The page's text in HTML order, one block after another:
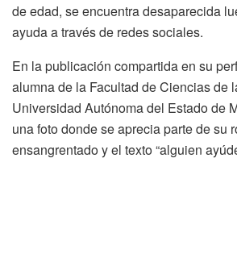
de edad, se encuentra desaparecida
ayuda a través de redes sociales.
En la publicación compartida en su
alumna de la Facultad de Ciencias de
Universidad Autónoma del Estado de
una foto donde se aprecia parte de su
ensangrentado y el texto “alguien